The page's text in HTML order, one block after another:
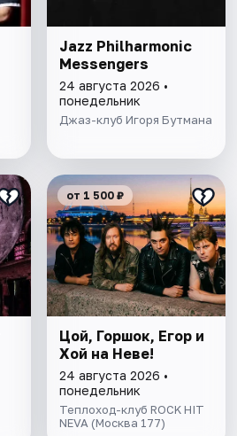
Jazz Philharmonic
Messengers
24 августа 2026 •
понедельник
Джаз-клуб Игоря Бутмана
от 1 500 ₽
Цой, Горшок, Егор и
Хой на Неве!
24 августа 2026 •
понедельник
Теплоход-клуб ROCK HIT
NEVA (Москва 177)